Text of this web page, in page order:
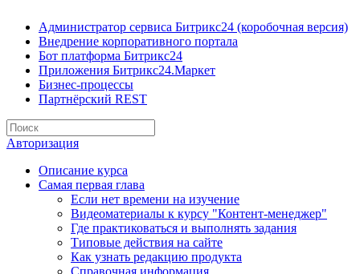
Администратор сервиса Битрикс24 (коробочная версия)
Внедрение корпоративного портала
Бот платформа Битрикс24
Приложения Битрикс24.Маркет
Бизнес-процессы
Партнёрский REST
Авторизация
Описание курса
Самая первая глава
Если нет времени на изучение
Видеоматериалы к курсу "Контент-менеджер"
Где практиковаться и выполнять задания
Типовые действия на сайте
Как узнать редакцию продукта
Справочная информация